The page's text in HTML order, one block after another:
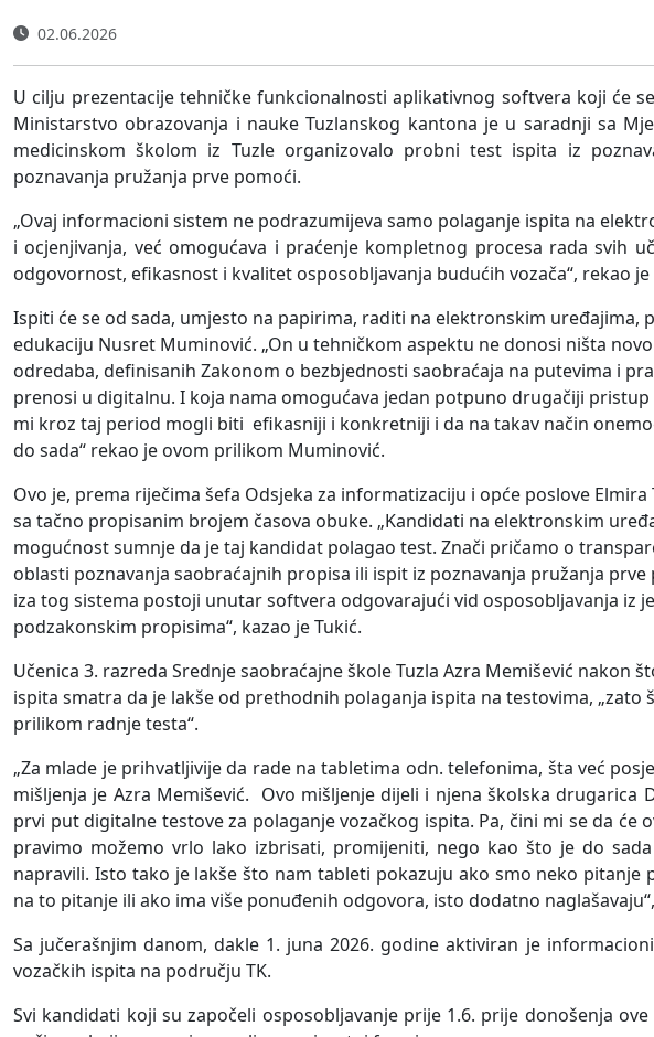
02.06.2026
U cilju prezentacije tehničke funkcionalnosti aplikativnog softvera koji će
Ministarstvo obrazovanja i nauke Tuzlanskog kantona je u saradnji sa
medicinskom školom iz Tuzle organizovalo probni test ispita iz
poznavanja pružanja prve pomoći.
„Ovaj informacioni sistem ne podrazumijeva samo polaganje ispita na
i ocjenjivanja, već omogućava i praćenje kompletnog procesa rada svih
odgovornost, efikasnost i kvalitet osposobljavanja budućih vozača“, rekao
Ispiti će se od sada, umjesto na papirima, raditi na elektronskim uređajima,
edukaciju Nusret Muminović. „On u tehničkom aspektu ne donosi ništa
odredaba, definisanih Zakonom o bezbjednosti saobraćaja na putevima i
prenosi u digitalnu. I koja nama omogućava jedan potpuno drugačiji
mi kroz taj period mogli biti efikasniji i konkretniji i da na takav način
do sada“ rekao je ovom prilikom Muminović.
Ovo je, prema riječima šefa Odsjeka za informatizaciju i opće poslove
sa tačno propisanim brojem časova obuke. „Kandidati na elektronskim
mogućnost sumnje da je taj kandidat polagao test. Znači pričamo o
oblasti poznavanja saobraćajnih propisa ili ispit iz poznavanja pružanja
iza tog sistema postoji unutar softvera odgovarajući vid osposobljavanja iz
podzakonskim propisima“, kazao je Tukić.
Učenica 3. razreda Srednje saobraćajne škole Tuzla Azra Memišević nakon
ispita smatra da je lakše od prethodnih polaganja ispita na testovima,
prilikom radnje testa“.
„Za mlade je prihvatljivije da rade na tabletima odn. telefonima, šta već
mišljenja je Azra Memišević. Ovo mišljenje dijeli i njena školska drugarica
prvi put digitalne testove za polaganje vozačkog ispita. Pa, čini mi se da će
pravimo možemo vrlo lako izbrisati, promijeniti, nego kao što je do
napravili. Isto tako je lakše što nam tableti pokazuju ako smo neko
na to pitanje ili ako ima više ponuđenih odgovora, isto dodatno
Sa jučerašnjim danom, dakle 1. juna 2026. godine aktiviran je
vozačkih ispita na području TK.
Svi kandidati koji su započeli osposobljavanje prije 1.6. prije donošenja